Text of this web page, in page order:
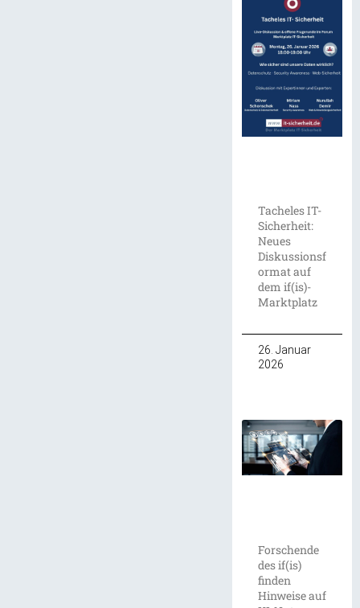
Tacheles IT-
Sicherheit:
Neues
Diskussionsf
ormat auf
dem if(is)-
Marktplatz
26. Januar
2026
Forschende
des if(is)
finden
Hinweise auf